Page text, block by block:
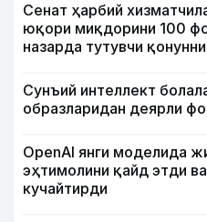
Сенат ҳарбий
юқори миқдорини 100
назарда тутувчи
Сунъий интеллект
образларидан деярли
OpenAI янги моделида
эҳтимолини қайд этди
кучайтирди